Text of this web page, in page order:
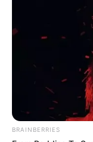
9. Di
busana pria
BRAINBERRIES